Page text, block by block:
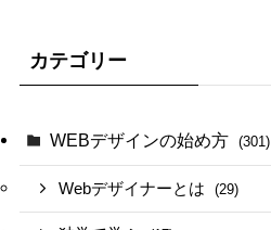
カテゴリー
WEBデザインの始め方 (301)
Webデザイナーとは (29)